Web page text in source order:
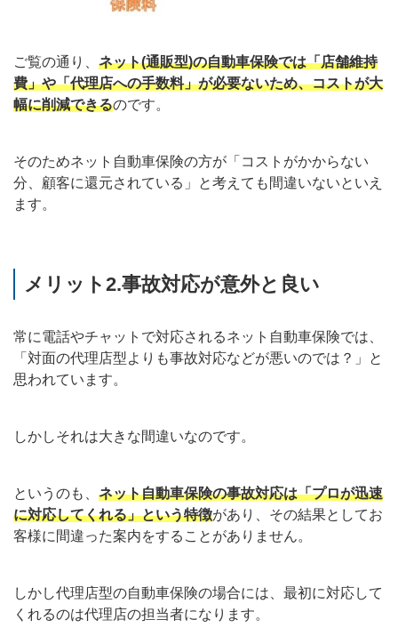
ご覧の通り、 ネット(通販型)の自動車保険では「店舗維持
費」や「代理店への手数料」が必要ないため、コストが大
幅に削減できるのです。
そのためネット自動車保険の方が「コストがかからない
分、顧客に還元されている」と考えても間違いないといえ
ます。
メリット2.事故対応が意外と良い
常に電話やチャットで対応されるネット自動車保険では、
「対面の代理店型よりも事故対応などが悪いのでは？」と
思われています。
しかしそれは大きな間違いなのです。
というのも、 ネット自動車保険の事故対応は「プロが迅速
に対応してくれる」という特徴があり、その結果としてお
客様に間違った案内をすることがありません。
しかし代理店型の自動車保険の場合には、最初に対応して
くれるのは代理店の担当者になります。